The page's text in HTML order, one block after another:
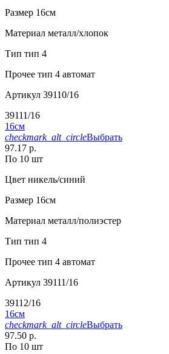
Размер 16см
Материал металл/хлопок
Тип тип 4
Прочее тип 4 автомат
Артикул 39110/16
39111/16
16см
checkmark_alt_circleВыбрать
97.17 р.
По 10 шт
Цвет никель/синий
Размер 16см
Материал металл/полиэстер
Тип тип 4
Прочее тип 4 автомат
Артикул 39111/16
39112/16
16см
checkmark_alt_circleВыбрать
97.50 р.
По 10 шт